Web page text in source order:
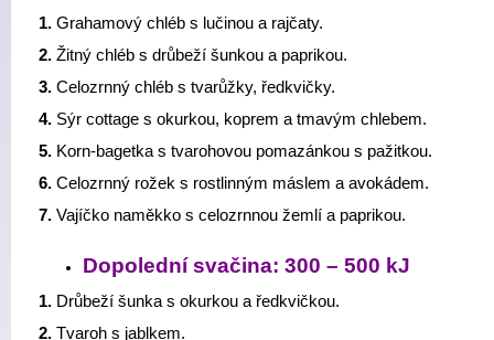
1. Grahamový chléb s lučinou a rajčaty.
2. Žitný chléb s drůbeží šunkou a paprikou.
3. Celozrnný chléb s tvarůžky, ředkvičky.
4. Sýr cottage s okurkou, koprem a tmavým chlebem.
5. Korn-bagetka s tvarohovou pomazánkou s pažitkou.
6. Celozrnný rožek s rostlinným máslem a avokádem.
7. Vajíčko naměkko s celozrnnou žemlí a paprikou.
Dopolední svačina: 300 – 500 kJ
1. Drůbeží šunka s okurkou a ředkvičkou.
2. Tvaroh s jablkem.